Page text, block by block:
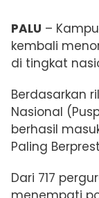
PALU –
kembali
di tingkat
Berdasarkan
Nasional
berhasil
Paling
Dari 717